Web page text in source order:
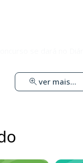
ver mais...